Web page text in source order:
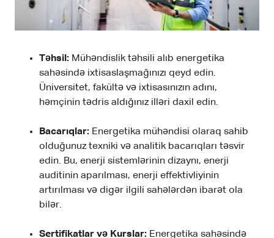
Təhsil: Mühəndislik təhsili alıb energetika
sahəsində ixtisaslaşmağınızı qeyd edin.
Üniversitet, fakültə və ixtisasınızın adını,
həmçinin tədris aldığınız illəri daxil edin.
Bacarıqlar: Energetika mühəndisi olaraq sahib
olduğunuz texniki və analitik bacarıqları təsvir
edin. Bu, enerji sistemlərinin dizaynı, enerji
auditinin aparılması, enerji effektivliyinin
artırılması və digər ilgili sahələrdən ibarət ola
bilər.
Sertifikatlar və Kurslar: Energetika sahəsində